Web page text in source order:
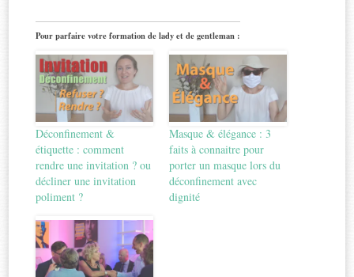
Pour parfaire votre formation de lady et de gentleman :
Déconfinement &
étiquette : comment
rendre une invitation ? ou
décliner une invitation
poliment ?
Masque & élégance : 3
faits à connaitre pour
porter un masque lors du
déconfinement avec
dignité